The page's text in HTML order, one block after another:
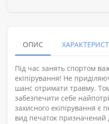
ОПИС
Під час занять спортом
екіпірування! Не
шанс отримати травму.
забезпечити себе
захисного екіпірування є
вид печаток призначений